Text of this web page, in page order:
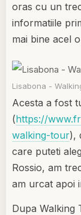
oras cu un
informatiile
mai bine acel
Lisabona -
Acesta a fost
(https://
walking-tour),
care puteti
Rossio, am
am urcat apoi
Dupa Walking